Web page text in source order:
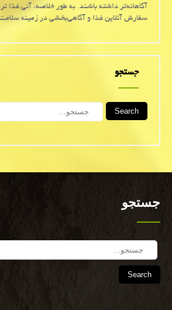
آگاهانه‌تر داشته باشند. به طور خلاصه، آنی غذا
سفارش آنلاین غذا و آگاهی‌بخشی در زمینه
جستجو
Search
جستجو
Search